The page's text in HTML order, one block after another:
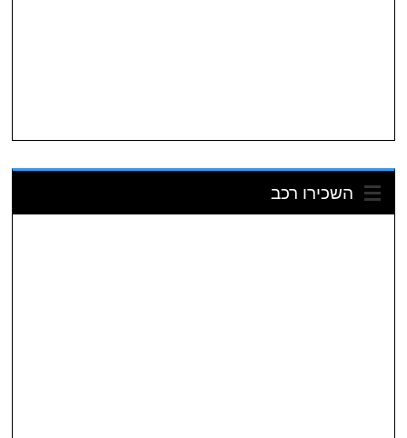
השכירו רכב